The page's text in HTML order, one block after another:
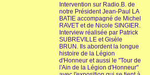
Intervention sur Radio.B. de
notre Président Jean-Paul LA
BATIE accompagné de Michel
RAVET et de Nicole SINGIER.
Interview réalisée par Patrick
SUBREVILLE et Gisèle
BRUN. Ils abordent la longue
histoire de la Légion
d'Honneur et aussi le "Tour de
l'Ain de la Légion d'Honneur"